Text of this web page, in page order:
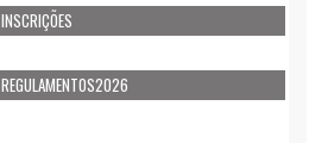
INSCRIÇÕES
REGULAMENTOS2026